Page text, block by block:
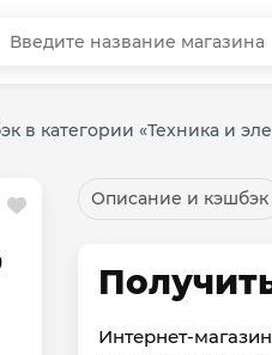
в категории «Техника и
Описание и кэшбэк
Интернет-